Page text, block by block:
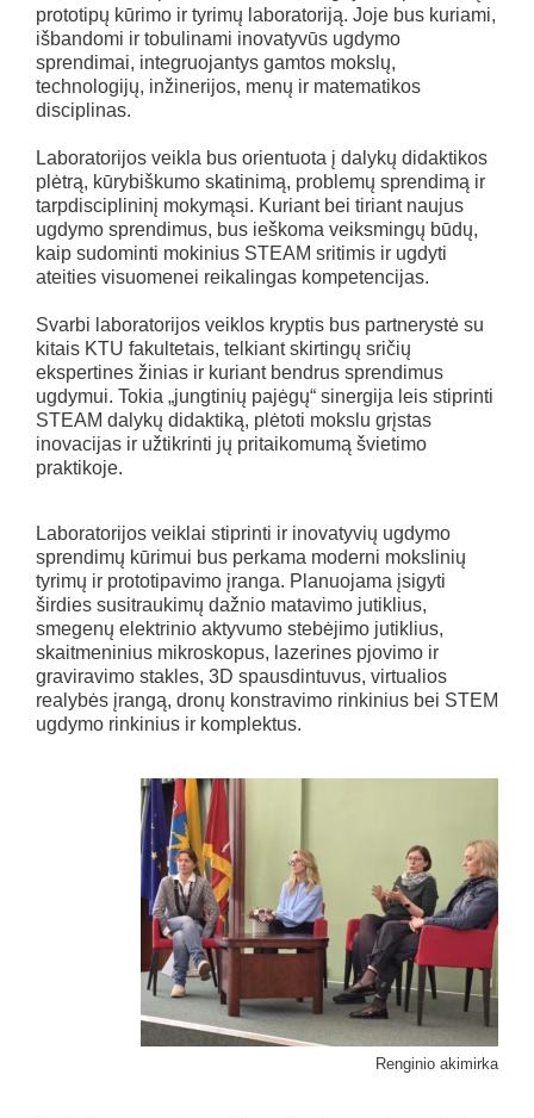
prototipų kūrimo ir tyrimų laboratoriją. Joje bus kuriami,
išbandomi ir tobulinami inovatyvūs ugdymo
sprendimai, integruojantys gamtos mokslų,
technologijų, inžinerijos, menų ir matematikos
disciplinas.
Laboratorijos veikla bus orientuota į dalykų didaktikos
plėtrą, kūrybiškumo skatinimą, problemų sprendimą ir
tarpdisciplininį mokymąsi. Kuriant bei tiriant naujus
ugdymo sprendimus, bus ieškoma veiksmingų būdų,
kaip sudominti mokinius STEAM sritimis ir ugdyti
ateities visuomenei reikalingas kompetencijas.
Svarbi laboratorijos veiklos kryptis bus partnerystė su
kitais KTU fakultetais, telkiant skirtingų sričių
ekspertines žinias ir kuriant bendrus sprendimus
ugdymui. Tokia „jungtinių pajėgų“ sinergija leis stiprinti
STEAM dalykų didaktiką, plėtoti mokslu grįstas
inovacijas ir užtikrinti jų pritaikomumą švietimo
praktikoje.
Laboratorijos veiklai stiprinti ir inovatyvių ugdymo
sprendimų kūrimui bus perkama moderni mokslinių
tyrimų ir prototipavimo įranga. Planuojama įsigyti
širdies susitraukimų dažnio matavimo jutiklius,
smegenų elektrinio aktyvumo stebėjimo jutiklius,
skaitmeninius mikroskopus, lazerines pjovimo ir
graviravimo stakles, 3D spausdintuvus, virtualios
realybės įrangą, dronų konstravimo rinkinius bei STEM
ugdymo rinkinius ir komplektus.
Renginio akimirka